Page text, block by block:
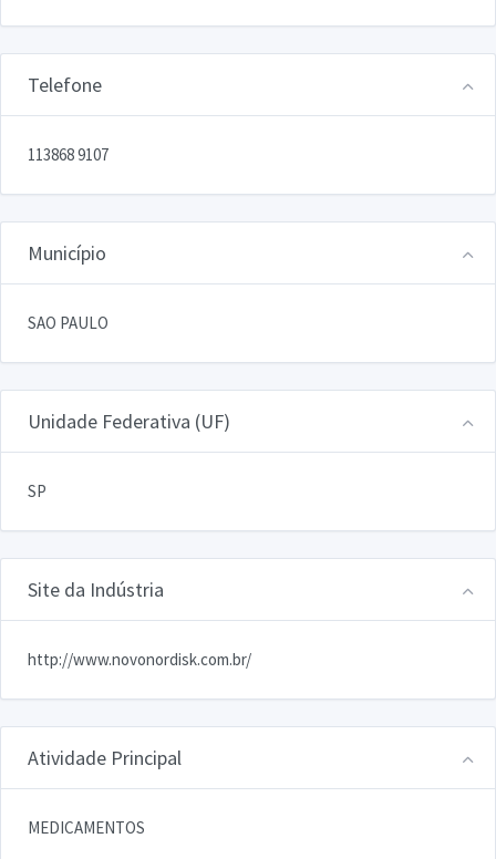
Telefone
113868 9107
Município
SAO PAULO
Unidade Federativa (UF)
SP
Site da Indústria
http://www.novonordisk.com.br/
Atividade Principal
MEDICAMENTOS